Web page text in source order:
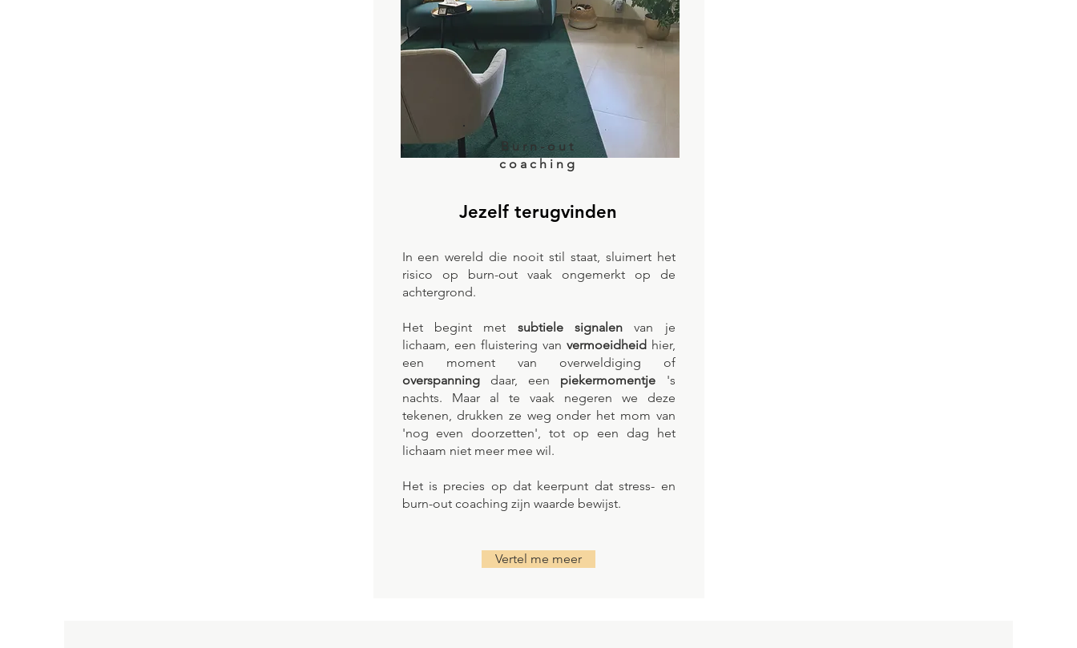
Burn-out
coaching
Jezelf terugvinden
In een wereld die nooit stil staat, sluimert het
risico op burn-out vaak ongemerkt op de
achtergrond.
Het begint met subtiele signalenvan je
lichaam, een fluistering van vermoeidheidhier,
een moment van overweldiging of
overspanningdaar, een piekermomentje 's
nachts. Maar al te vaak negeren we deze
tekenen, drukken ze weg onder het mom van
'nog even doorzetten', tot op een dag het
lichaam niet meer mee wil.
Het is precies op dat keerpunt dat stress- en
burn-out coaching zijn waarde bewijst.
Vertel me meer